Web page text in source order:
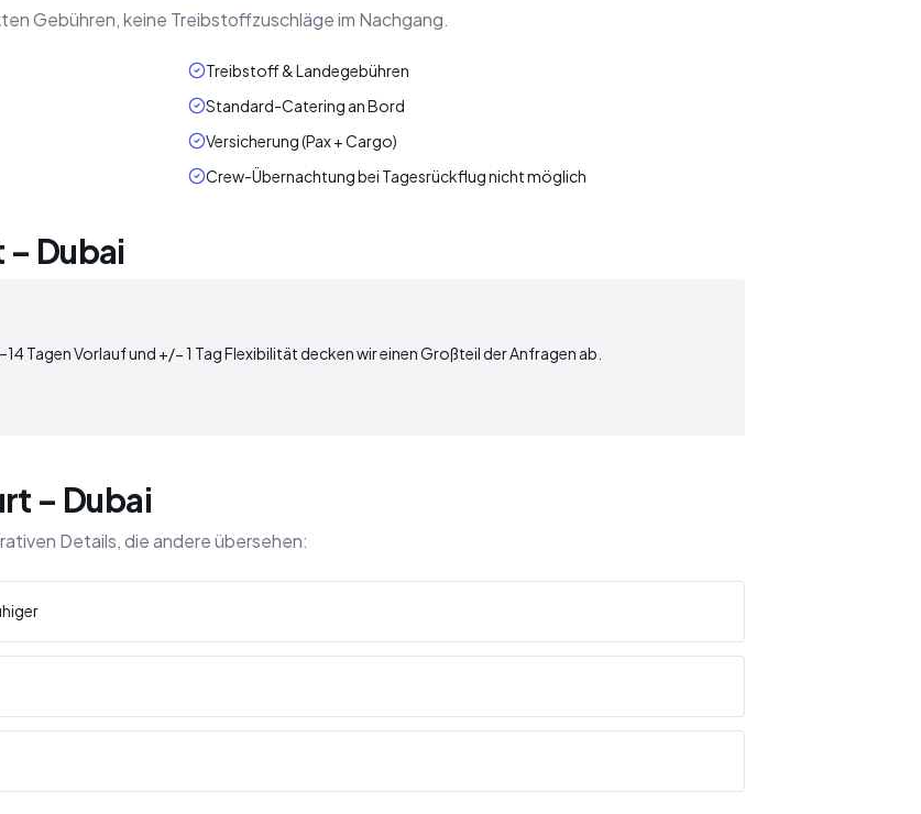
Gebühren, keine Treibstoffzuschläge im Nachgang.
Treibstoff & Landegebühren
Standard-Catering an Bord
Versicherung (Pax + Cargo)
Crew-Übernachtung bei Tagesrückflug nicht möglich
Dubai
Tagen Vorlauf und +/− 1 Tag Flexibilität decken wir einen Großteil der Anfragen ab.
– Dubai
Details, die andere übersehen: